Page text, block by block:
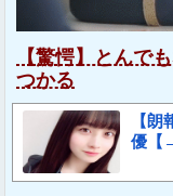
【驚愕】とんで
つかる
【
優【